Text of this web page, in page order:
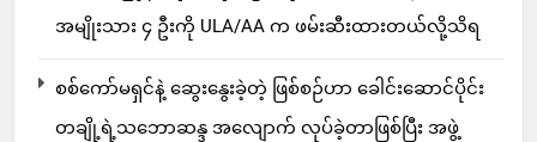
အမျိုးသား ၄ ဦးကို ULA/AA က ဖမ်းဆီးထားတယ်လို့သိရ
စစ်ကော်မရှင်နဲ့ ဆွေးနွေးခဲ့တဲ့ ဖြစ်စဉ်ဟာ ခေါင်းဆောင်ပိုင်း
တချို့ရဲ့သဘောဆန္ဒ အလျောက် လုပ်ခဲ့တာဖြစ်ပြီး အဖွဲ့